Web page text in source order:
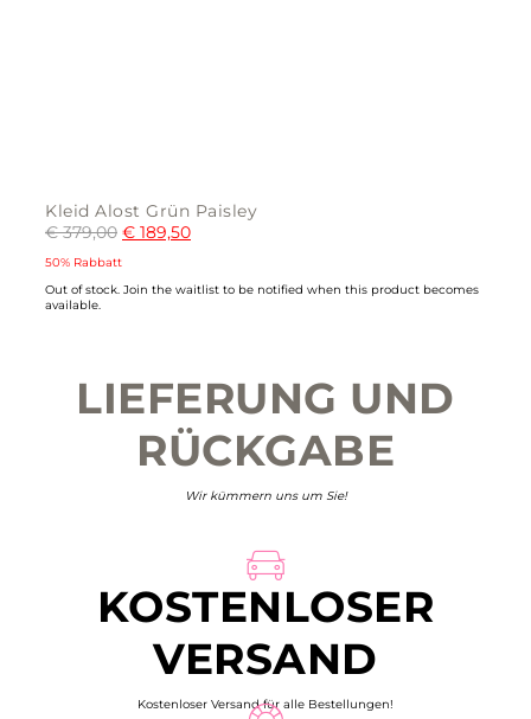
Kleid Alost Grün Paisley
€379,00 € 189,50
50% Rabbatt
Out of stock. Join the waitlist to be notified when this product becomes
available.
LIEFERUNG UND
RÜCKGABE
Wir kümmern uns um Sie!
KOSTENLOSER
VERSAND
Kostenloser Versand für alle Bestellungen!